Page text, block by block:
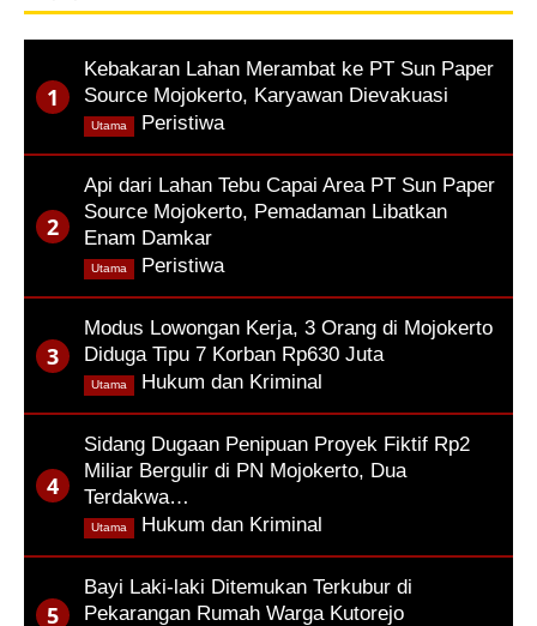
Kebakaran Lahan Merambat ke PT Sun Paper
Source Mojokerto, Karyawan Dievakuasi
Peristiwa,
Utama
Api dari Lahan Tebu Capai Area PT Sun Paper
Source Mojokerto, Pemadaman Libatkan
Enam Damkar
Peristiwa,
Utama
Modus Lowongan Kerja, 3 Orang di Mojokerto
Diduga Tipu 7 Korban Rp630 Juta
Hukum dan Kriminal
Utama
Sidang Dugaan Penipuan Proyek Fiktif Rp2
Miliar Bergulir di PN Mojokerto, Dua
Terdakwa…
Hukum dan Kriminal
Utama
Bayi Laki-laki Ditemukan Terkubur di
Pekarangan Rumah Warga Kutorejo